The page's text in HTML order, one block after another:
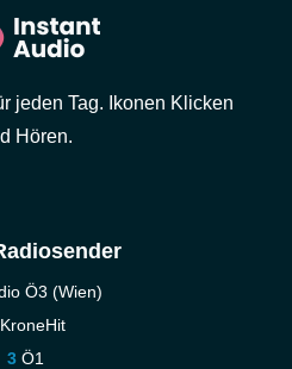
jeden Tag. Ikonen Klicken
Hören.
Ö3 (Wien)
KroneHit
Ö1